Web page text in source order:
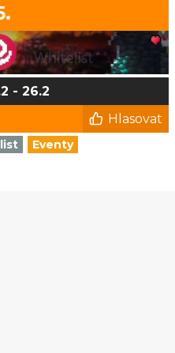
- 26.2
Hlasovat
Eventy